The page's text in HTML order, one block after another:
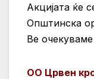
Акцијата ќе
Општинска
Ве очекуваме
ОО Црвен